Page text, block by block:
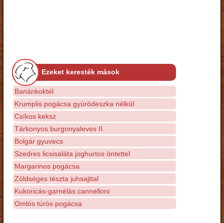
Ezeket keresték mások
Banánkoktél
Krumplis pogácsa gyúródeszka nélkül
Csíkos keksz
Tárkonyos burgonyaleves II.
Bolgár gyuvecs
Szedres licsisaláta joghurtos öntettel
Margarinos pogácsa
Zöldséges tészta juhsajttal
Kukoricás-garnélás cannelloni
Omlós túrós pogácsa